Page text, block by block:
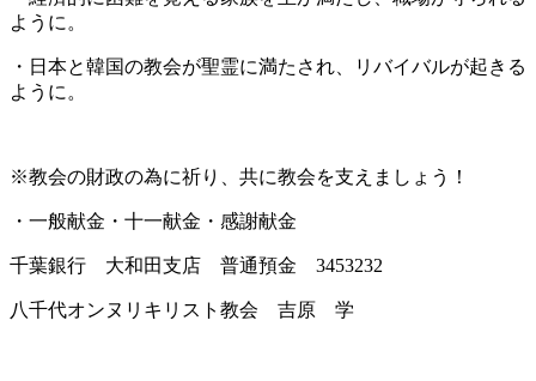
ように。
・日本と韓国の教会が聖霊に満たされ、リバイバルが起きる
ように。
※教会の財政の為に祈り、共に教会を支えましょう！
・一般献金・十一献金・感謝献金
千葉銀行 大和田支店 普通預金 3453232
八千代オンヌリキリスト教会 吉原 学